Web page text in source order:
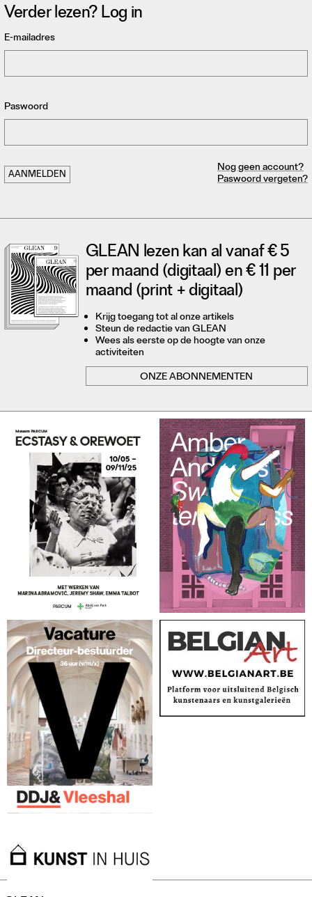
Verder lezen? Log in
E-mailadres
Paswoord
Nog geen account?
Paswoord vergeten?
GLEAN lezen kan al vanaf € 5
per maand (digitaal) en € 11 per
maand (print + digitaal)
Krijg toegang tot al onze artikels
Steun de redactie van GLEAN
Wees als eerste op de hoogte van onze
activiteiten
ONZE ABONNEMENTEN